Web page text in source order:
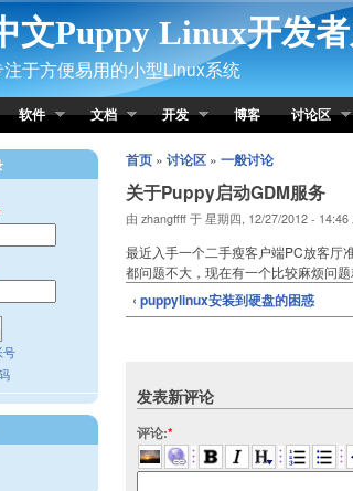
文Puppy Linux开发
注于方便易用的小型Linux系统
软件 文档 开发 博客 讨论区
首页» 讨论区» 一般讨论
关于Puppy启动GDM服务
由 zhangffff 于 星期四, 12/27/2012 - 14:46
最近入手一个二手瘦客户端PC放客厅
都问题不大，现在有一个比较麻烦问
‹ puppylinux安装到硬盘的困惑
发表新评论
评论:*
号